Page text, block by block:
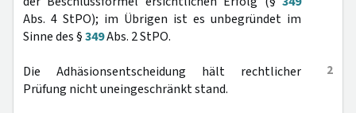
Abs. 4 StPO); im Übrigen ist es unbegründet im
Sinne des §349Abs. 2 StPO.
2
Die Adhäsionsentscheidung hält rechtlicher
Prüfung nicht uneingeschränkt stand.